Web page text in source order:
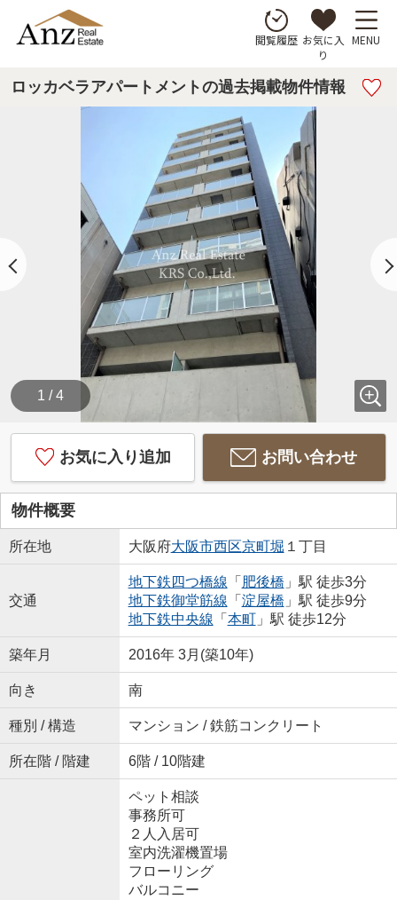
閲覧履歴 お気に入
り
MENU
ロッカベラアパートメントの過去掲載物件情報
1 / 4
お気に入り追加 お問い合わせ
物件概要
所在地 大阪府大阪市西区京町堀 １丁目
交通
地下鉄四つ橋線 「 肥後橋 」駅 徒歩3分
地下鉄御堂筋線 「 淀屋橋 」駅 徒歩9分
地下鉄中央線 「 本町」駅 徒歩12分
築年月 2016年 3月(築10年)
向き 南
種別 / 構造 マンション / 鉄筋コンクリート
所在階 / 階建 6階 / 10階建
ペット相談
事務所可
２人入居可
室内洗濯機置場
フローリング
バルコニー